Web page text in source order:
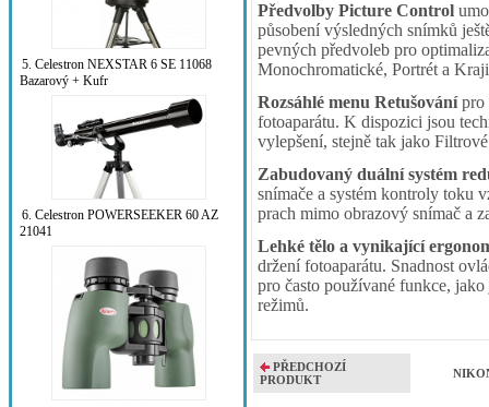
5. Celestron NEXSTAR 6 SE 11068
Bazarový + Kufr
6. Celestron POWERSEEKER 60 AZ
21041
Předvolby Picture Control
působení výsledných snímků
pevných předvoleb pro
Monochromatické, Portrét a
Rozsáhlé menu Retušovánípro
fotoaparátu. K dispozici jsou
vylepšení, stejně tak jako
Zabudovaný duální systém
snímače a systém kontroly toku
prach mimo obrazový snímač a
Lehké tělo a vynikající
držení fotoaparátu. Snadnost
pro často používané funkce,
režimů.
PŘEDCHOZÍ
PRODUKT